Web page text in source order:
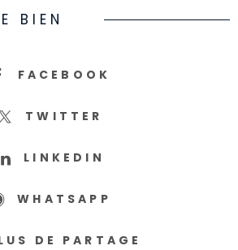
BIEN
FACEBOOK
TWITTER
LINKEDIN
WHATSAPP
DE PARTAGE